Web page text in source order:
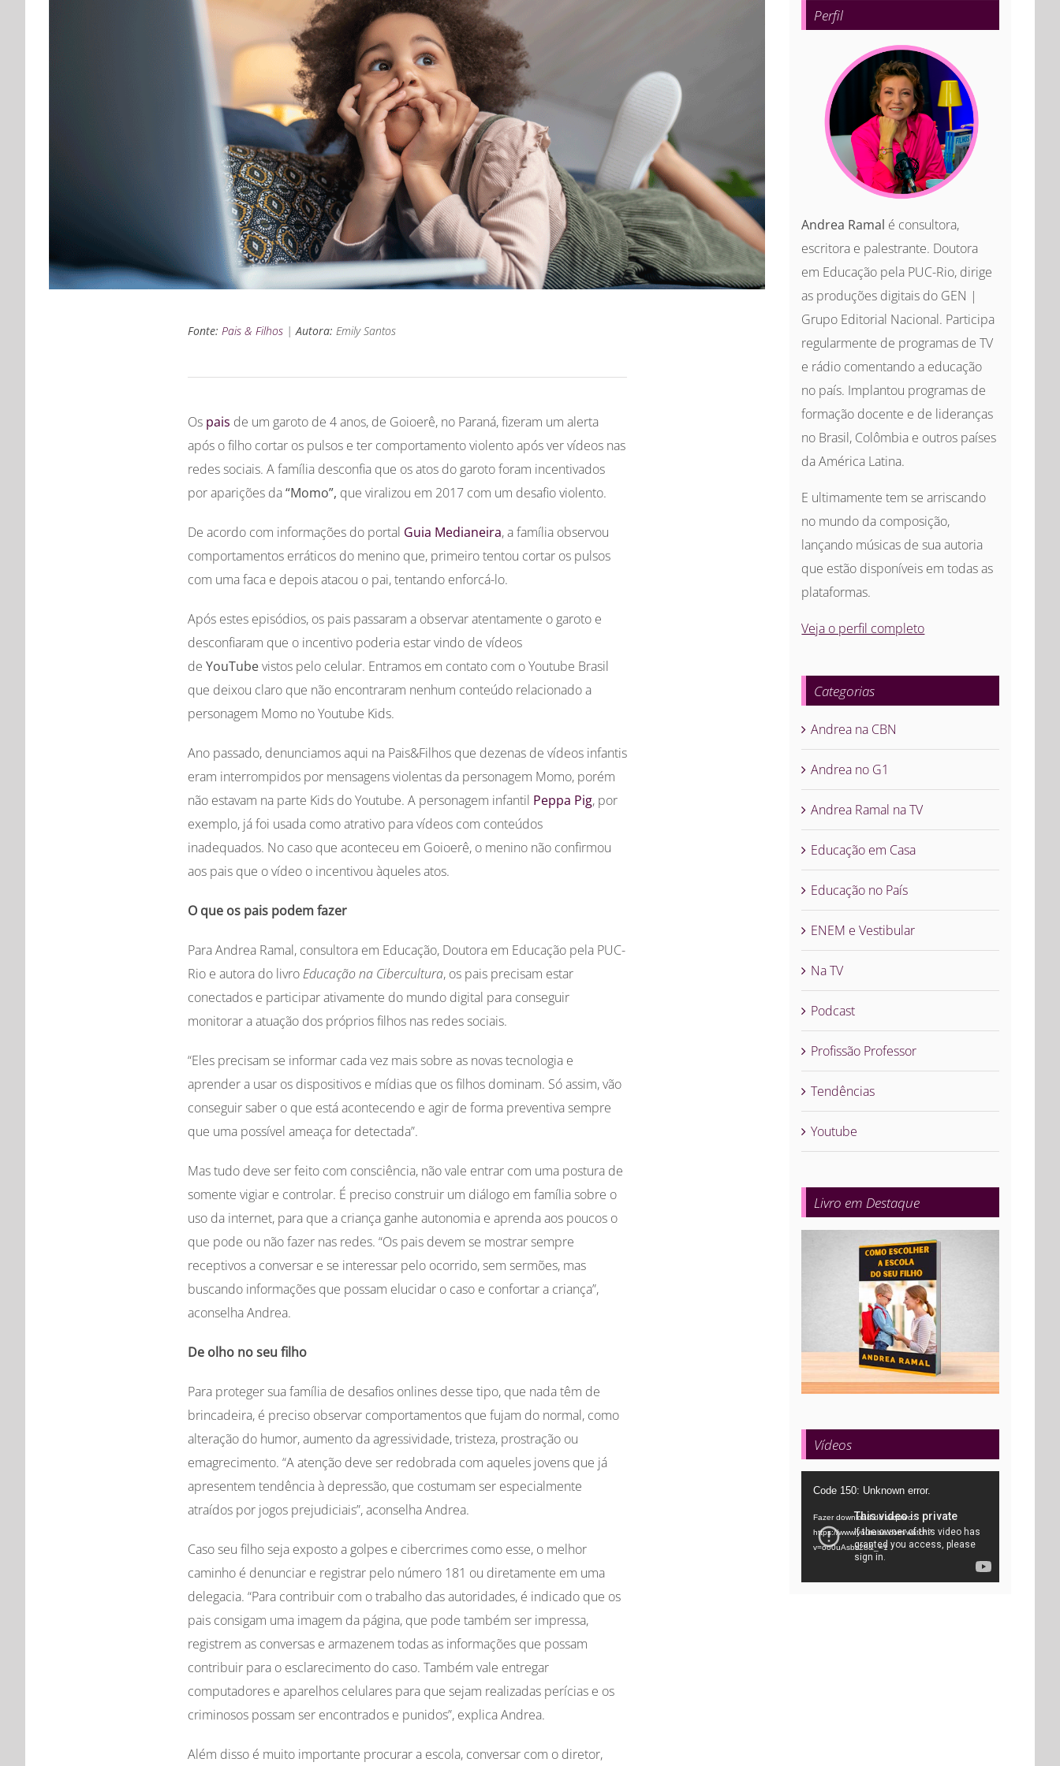
Fonte: Pais & Filhos|Autora: Emily Santos
Os pais de um garoto de 4 anos, de Goioerê, no Paraná, fizeram um alerta
após o filho cortar os pulsos e ter comportamento violento após ver vídeos nas
redes sociais. A família desconfia que os atos do garoto foram incentivados
por aparições da“Momo”, que viralizou em 2017 com um desafio violento.
De acordo com informações do portal Guia Medianeira, a família observou
comportamentos erráticos do menino que, primeiro tentou cortar os pulsos
com uma faca e depois atacou o pai, tentando enforcá-lo.
Após estes episódios, os pais passaram a observar atentamente o garoto e
desconfiaram que o incentivo poderia estar vindo de vídeos
de YouTubevistos pelo celular. Entramos em contato com o Youtube Brasil
que deixou claro que não encontraram nenhum conteúdo relacionado a
personagem Momo no Youtube Kids.
Ano passado, denunciamos aqui na Pais&Filhos que dezenas de vídeos infantis
eram interrompidos por mensagens violentas da personagem Momo, porém
não estavam na parte Kids do Youtube. A personagem infantil Peppa Pig, por
exemplo, já foi usada como atrativo para vídeos com conteúdos
inadequados. No caso que aconteceu em Goioerê, o menino não confirmou
aos pais que o vídeo o incentivou àqueles atos.
O que os pais podem fazer
Para Andrea Ramal, consultora em Educação, Doutora em Educação pela PUC-
Rio e autora do livroEducação na Cibercultura, os pais precisam estar
conectados e participar ativamente do mundo digital para conseguir
monitorar a atuação dos próprios filhos nas redes sociais.
“Eles precisam se informar cada vez mais sobre as novas tecnologia e
aprender a usar os dispositivos e mídias que os filhos dominam. Só assim, vão
conseguir saber o que está acontecendo e agir de forma preventiva sempre
que uma possível ameaça for detectada”.
Mas tudo deve ser feito com consciência, não vale entrar com uma postura de
somente vigiar e controlar. É preciso construir um diálogo em família sobre o
uso da internet, para que a criança ganhe autonomia e aprenda aos poucos o
que pode ou não fazer nas redes. “Os pais devem se mostrar sempre
receptivos a conversar e se interessar pelo ocorrido, sem sermões, mas
buscando informações que possam elucidar o caso e confortar a criança”,
aconselha Andrea.
De olho no seu filho
Para proteger sua família de desafios onlines desse tipo, que nada têm de
brincadeira, é preciso observar comportamentos que fujam do normal, como
alteração do humor, aumento da agressividade, tristeza, prostração ou
emagrecimento. “A atenção deve ser redobrada com aqueles jovens que já
apresentem tendência à depressão, que costumam ser especialmente
atraídos por jogos prejudiciais”, aconselha Andrea.
Caso seu filho seja exposto a golpes e cibercrimes como esse, o melhor
caminho é denunciar e registrar pelo número 181 ou diretamente em uma
delegacia. “Para contribuir com o trabalho das autoridades, é indicado que os
pais consigam uma imagem da página, que pode também ser impressa,
registrem as conversas e armazenem todas as informações que possam
contribuir para o esclarecimento do caso. Também vale entregar
computadores e aparelhos celulares para que sejam realizadas perícias e os
criminosos possam ser encontrados e punidos”, explica Andrea.
Além disso é muito importante procurar a escola, conversar com o diretor,
Perfil
Andrea Ramal é consultora,
escritora e palestrante. Doutora
em Educação pela PUC-Rio, dirige
as produções digitais do GEN |
Grupo Editorial Nacional. Participa
regularmente de programas de TV
e rádio comentando a educação
no país. Implantou programas de
formação docente e de lideranças
no Brasil, Colômbia e outros países
da América Latina.
E ultimamente tem se arriscando
no mundo da composição,
lançando músicas de sua autoria
que estão disponíveis em todas as
plataformas.
Veja o perfil completo
Categorias
Andrea na CBN
Andrea no G1
Andrea Ramal na TV
Educação em Casa
Educação no País
ENEM e Vestibular
Na TV
Podcast
Profissão Professor
Tendências
Youtube
Livro em Destaque
Vídeos
Tocador
vídeo
Code 150: Unknown error.
Fazer download do arquivo:
https://www.youtube.com/watch?
v=oo0uAsbti28&_=1